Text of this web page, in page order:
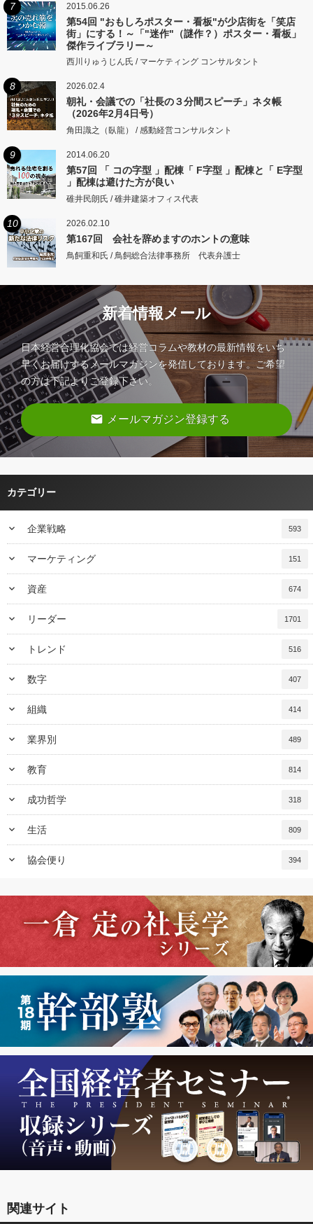
7 2015.06.26
第54回 "おもしろポスター・看板"が少店街を「笑店
街」にする！～「"迷作"（謎作？）ポスター・看板」
傑作ライブラリー～
西川りゅうじん氏 / マーケティング コンサルタント
8 2026.02.4
朝礼・会議での「社長の３分間スピーチ」ネタ帳
（2026年2月4日号）
角田識之（臥龍） / 感動経営コンサルタント
9 2014.06.20
第57回 「 コの字型 」配棟「 F字型 」配棟と「 E字型
」配棟は避けた方が良い
碓井民朗氏 / 碓井建築オフィス代表
10 2026.02.10
第167回 会社を辞めますのホントの意味
鳥飼重和氏 / 鳥飼総合法律事務所 代表弁護士
新着情報メール
日本経営合理化協会では経営コラムや教材の最新情報をいち
早くお届けするメールマガジンを発信しております。ご希望
の方は下記よりご登録下さい。
email メールマガジン登録する
カテゴリー
keyboard_arrow_down 企業戦略 593
keyboard_arrow_down マーケティング 151
keyboard_arrow_down 資産 674
keyboard_arrow_down リーダー 1701
keyboard_arrow_down トレンド 516
keyboard_arrow_down 数字 407
keyboard_arrow_down 組織 414
keyboard_arrow_down 業界別 489
keyboard_arrow_down 教育 814
keyboard_arrow_down 成功哲学 318
keyboard_arrow_down 生活 809
keyboard_arrow_down 協会便り 394
関連サイト